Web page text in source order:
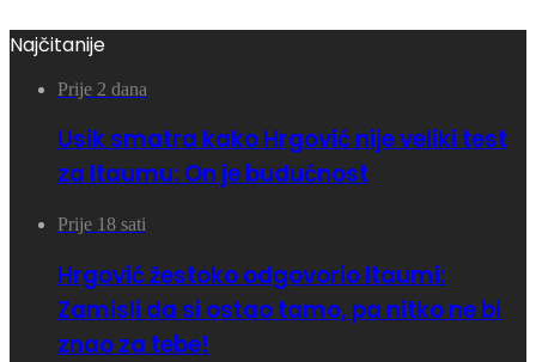
Najčitanije
Prije 2 dana
Usik smatra kako Hrgović nije veliki test
za Itaumu: On je budućnost
Prije 18 sati
Hrgović žestoko odgovorio Itaumi:
Zamisli da si ostao tamo, pa nitko ne bi
znao za tebe!